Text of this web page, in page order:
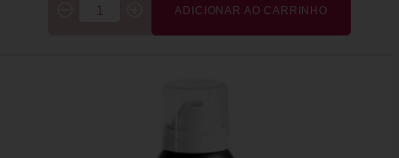
ADICIONAR AO CARRINHO